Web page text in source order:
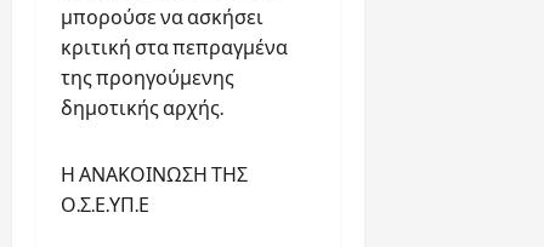
μπορούσε να ασκήσει
κριτική στα πεπραγμένα
της προηγούμενης
δημοτικής αρχής.
Η ΑΝΑΚΟΙΝΩΣΗ ΤΗΣ
Ο.Σ.Ε.ΥΠ.Ε